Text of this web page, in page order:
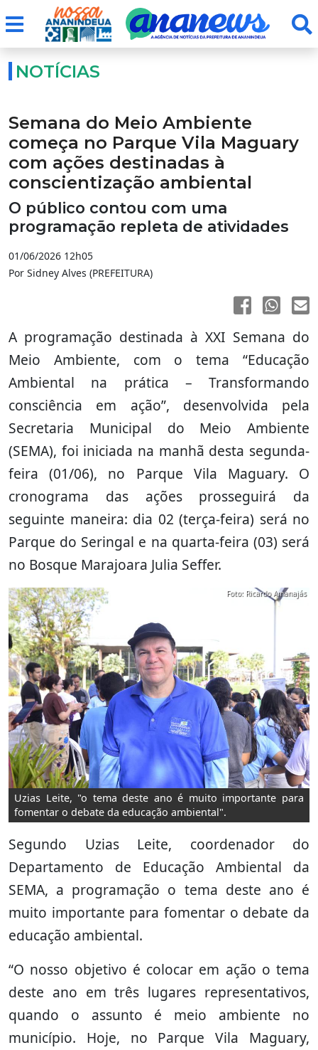
NOTÍCIAS
Semana do Meio Ambiente
começa no Parque Vila Maguary
com ações destinadas à
conscientização ambiental
O público contou com uma
programação repleta de atividades
01/06/2026 12h05
Por Sidney Alves (PREFEITURA)
A programação destinada à XXI Semana do
Meio Ambiente, com o tema “Educação
Ambiental na prática – Transformando
consciência em ação”, desenvolvida pela
Secretaria Municipal do Meio Ambiente
(SEMA), foi iniciada na manhã desta segunda-
feira (01/06), no Parque Vila Maguary. O
cronograma das ações prosseguirá da
seguinte maneira: dia 02 (terça-feira) será no
Parque do Seringal e na quarta-feira (03) será
no Bosque Marajoara Julia Seffer.
Uzias Leite, "o tema deste ano é muito importante para
fomentar o debate da educação ambiental".
Foto: Ricardo Amanajás
Segundo Uzias Leite, coordenador do
Departamento de Educação Ambiental da
SEMA, a programação o tema deste ano é
muito importante para fomentar o debate da
educação ambiental.
“O nosso objetivo é colocar em ação o tema
deste ano em três lugares representativos,
quando o assunto é meio ambiente no
município. Hoje, no Parque Vila Maguary,